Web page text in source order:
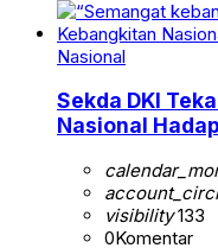
Nasional
Sekda DKI
Nasional
visibility133
0Komentar